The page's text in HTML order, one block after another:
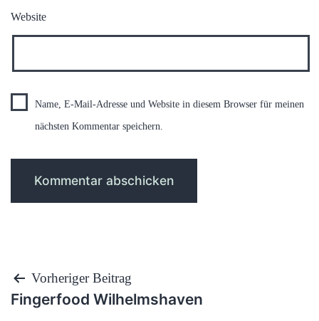
Website
Name, E-Mail-Adresse und Website in diesem Browser für meinen
nächsten Kommentar speichern.
Beitragsnavigation
Vorheriger Beitrag
Fingerfood Wilhelmshaven